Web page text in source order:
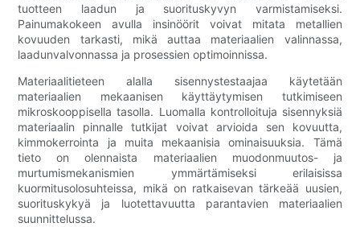
tuotteen laadun ja suorituskyvyn varmistamiseksi.
Painumakokeen avulla insinöörit voivat mitata metallien
kovuuden tarkasti, mikä auttaa materiaalien valinnassa,
laadunvalvonnassa ja prosessien optimoinnissa.
Materiaalitieteen alalla sisennystestaajaa käytetään
materiaalien mekaanisen käyttäytymisen tutkimiseen
mikroskooppisella tasolla. Luomalla kontrolloituja sisennyksiä
materiaalin pinnalle tutkijat voivat arvioida sen kovuutta,
kimmokerrointa ja muita mekaanisia ominaisuuksia. Tämä
tieto on olennaista materiaalien muodonmuutos- ja
murtumismekanismien ymmärtämiseksi erilaisissa
kuormitusolosuhteissa, mikä on ratkaisevan tärkeää uusien,
suorituskykyä ja luotettavuutta parantavien materiaalien
suunnittelussa.